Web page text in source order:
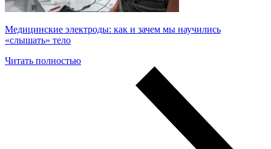
Медицинские электроды: как и зачем мы научились
«слышать» тело
Читать полностью